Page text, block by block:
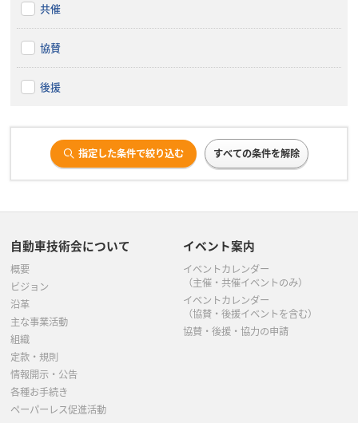
共催
協賛
後援
指定した条件で絞り込む すべての条件を解除
自動車技術会について
概要
ビジョン
沿革
主な事業活動
組織
定款・規則
情報開示・公告
各種お手続き
ペーパーレス促進活動
イベント案内
イベントカレンダー
（主催・共催イベントのみ）
イベントカレンダー
（協賛・後援イベントを含む）
協賛・後援・協力の申請